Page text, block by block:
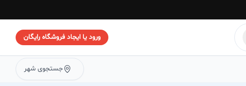
ورود یا ایجاد فروشگاه رایگان
جستجوی شهر